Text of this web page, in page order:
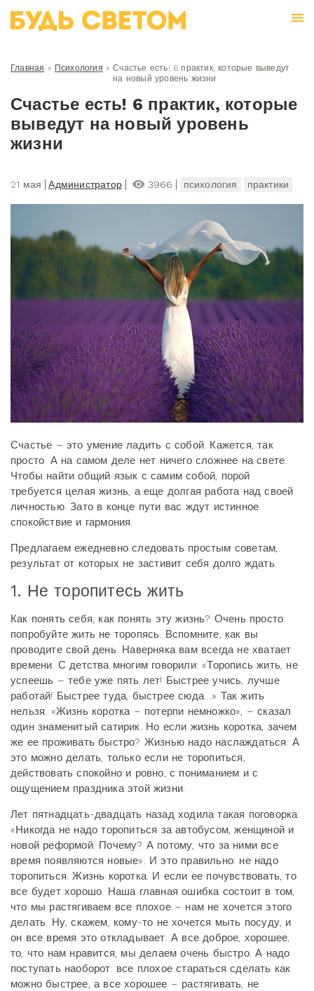
Главная » Психология » Счастье есть! 6 практик, которые выведут
на новый уровень жизни
Счастье есть! 6 практик, которые
выведут на новый уровень
жизни
21 мая Администратор 3966 психология практики
Счастье – это умение ладить с собой. Кажется, так
просто. А на самом деле нет ничего сложнее на свете.
Чтобы найти общий язык с самим собой, порой
требуется целая жизнь, а еще долгая работа над своей
личностью. Зато в конце пути вас ждут истинное
спокойствие и гармония.
Предлагаем ежедневно следовать простым советам,
результат от которых не застивит себя долго ждать.
1. Не торопитесь жить
Как понять себя, как понять эту жизнь? Очень просто:
попробуйте жить не торопясь. Вспомните, как вы
проводите свой день. Наверняка вам всегда не хватает
времени. С детства многим говорили: «Торопись жить, не
успеешь – тебе уже пять лет! Быстрее учись, лучше
работай! Быстрее туда, быстрее сюда…» Так жить
нельзя. «Жизнь коротка – потерпи немножко», – сказал
один знаменитый сатирик. Но если жизнь коротка, зачем
же ее проживать быстро? Жизнью надо наслаждаться. А
это можно делать, только если не торопиться,
действовать спокойно и ровно, с пониманием и с
ощущением праздника этой жизни.
Лет пятнадцать-двадцать назад ходила такая поговорка:
«Никогда не надо торопиться за автобусом, женщиной и
новой реформой. Почему? А потому, что за ними все
время появляются новые». И это правильно: не надо
торопиться. Жизнь коротка. И если ее почувствовать, то
все будет хорошо. Наша главная ошибка состоит в том,
что мы растягиваем все плохое – нам не хочется этого
делать. Ну, скажем, кому-то не хочется мыть посуду, и
он все время это откладывает. А все доброе, хорошее,
то, что нам нравится, мы делаем очень быстро. А надо
поступать наоборот: все плохое стараться сделать как
можно быстрее, а все хорошее – растягивать, не